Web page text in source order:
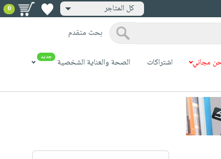
كل المتاجر 0
بحث متقدم
مجاني اشتراكات الصحة والعناية الشخصية جديد